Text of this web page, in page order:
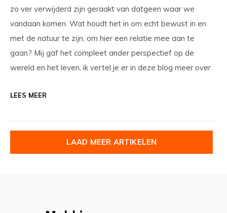
zo ver verwijderd zijn geraakt van datgeen waar we
vandaan komen. Wat houdt het in om echt bewust in en
met de natuur te zijn, om hier een relatie mee aan te
gaan? Mij gaf het compleet ander perspectief op de
wereld en het leven, ik vertel je er in deze blog meer over.
LEES MEER
LAAD MEER ARTIKELEN